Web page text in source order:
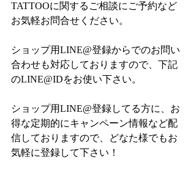
TATTOOに関するご相談にご予約など
お気軽お問合せください。
ショップ用LINE@登録からでのお問い
合わせも対応しておりますので、下記
のLINE@IDをお使い下さい。
ショップ用LINE@登録してる方に、お
得な定期的にキャンペーン情報など配
信しておりますので、どなた様でもお
気軽に登録して下さい！